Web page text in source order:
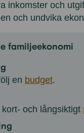
inkomster och
och undvika
familjeekonomi
en budget.
och långsiktigt